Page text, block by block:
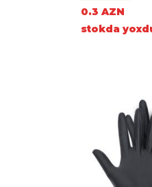
0.3 AZN
stokda